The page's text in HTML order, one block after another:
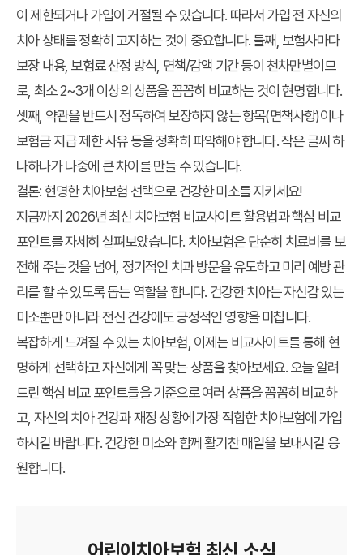
이 제한되거나 가입이 거절될 수 있습니다. 따라서 가입 전 자신의
치아 상태를 정확히 고지하는 것이 중요합니다. 둘째, 보험사마다
보장 내용, 보험료 산정 방식, 면책/감액 기간 등이 천차만별이므
로, 최소 2~3개 이상의 상품을 꼼꼼히 비교하는 것이 현명합니다.
셋째, 약관을 반드시 정독하여 보장하지 않는 항목(면책사항)이나
보험금 지급 제한 사유 등을 정확히 파악해야 합니다. 작은 글씨 하
나하나가 나중에 큰 차이를 만들 수 있습니다.
결론: 현명한 치아보험 선택으로 건강한 미소를 지키세요!
지금까지 2026년 최신 치아보험 비교사이트 활용법과핵심 비교
포인트를 자세히 살펴보았습니다. 치아보험은 단순히 치료비를 보
전해 주는 것을 넘어, 정기적인 치과 방문을 유도하고 미리 예방 관
리를 할 수 있도록 돕는 역할을 합니다. 건강한 치아는 자신감 있는
미소뿐만 아니라 전신 건강에도 긍정적인 영향을 미칩니다.
복잡하게 느껴질 수 있는 치아보험, 이제는 비교사이트를 통해 현
명하게 선택하고 자신에게 꼭 맞는 상품을 찾아보세요. 오늘 알려
드린 핵심 비교 포인트들을 기준으로 여러 상품을 꼼꼼히 비교하
고, 자신의 치아 건강과 재정 상황에 가장 적합한 치아보험에 가입
하시길 바랍니다. 건강한 미소와 함께 활기찬 매일을 보내시길 응
원합니다.